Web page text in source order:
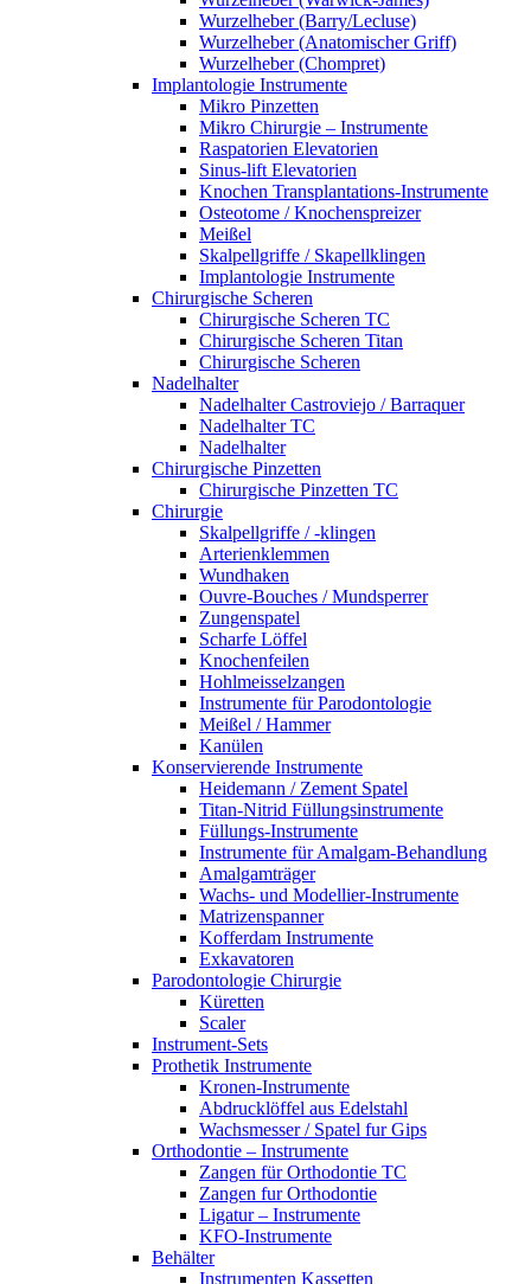
Wurzelheber (Barry/Lecluse)
Wurzelheber (Anatomischer Griff)
Wurzelheber (Chompret)
Implantologie Instrumente
Mikro Pinzetten
Mikro Chirurgie – Instrumente
Raspatorien Elevatorien
Sinus-lift Elevatorien
Knochen Transplantations-Instrumente
Osteotome / Knochenspreizer
Meißel
Skalpellgriffe / Skapellklingen
Implantologie Instrumente
Chirurgische Scheren
Chirurgische Scheren TC
Chirurgische Scheren Titan
Chirurgische Scheren
Nadelhalter
Nadelhalter Castroviejo / Barraquer
Nadelhalter TC
Nadelhalter
Chirurgische Pinzetten
Chirurgische Pinzetten TC
Chirurgie
Skalpellgriffe / -klingen
Arterienklemmen
Wundhaken
Ouvre-Bouches / Mundsperrer
Zungenspatel
Scharfe Löffel
Knochenfeilen
Hohlmeisselzangen
Instrumente für Parodontologie
Meißel / Hammer
Kanülen
Konservierende Instrumente
Heidemann / Zement Spatel
Titan-Nitrid Füllungsinstrumente
Füllungs-Instrumente
Instrumente für Amalgam-Behandlung
Amalgamträger
Wachs- und Modellier-Instrumente
Matrizenspanner
Kofferdam Instrumente
Exkavatoren
Parodontologie Chirurgie
Küretten
Scaler
Instrument-Sets
Prothetik Instrumente
Kronen-Instrumente
Abdrucklöffel aus Edelstahl
Wachsmesser / Spatel fur Gips
Orthodontie – Instrumente
Zangen für Orthodontie TC
Zangen fur Orthodontie
Ligatur – Instrumente
KFO-Instrumente
Behälter
Instrumenten Kassetten